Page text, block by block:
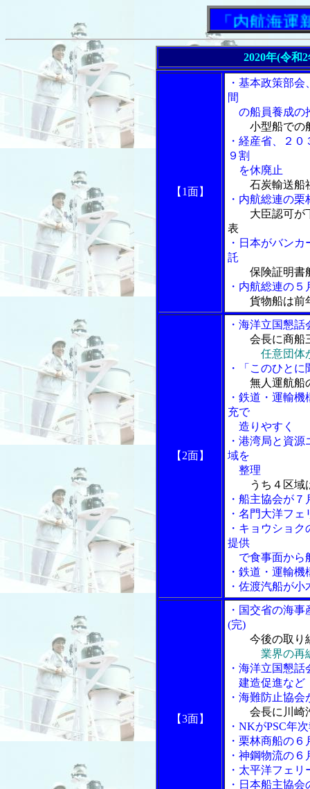
「内航海運新聞
2020年(令和
【1面】
・基本政策部
間
の船員養成の
小型船での
・経産省、２
９割
を休廃止
石炭輸送船
・内航総連の
大臣認可が
表
・日本がバン
託
保険証明書
・内航総連の
貨物船は前
【2面】
・海洋立国懇
会長に商船
任意団体
・「このひと
無人運航船
・鉄道・運輸
充で
造りやすく
・港湾局と資
域を
整理
うち４区域
・船主協会が
・名門大洋フ
・キョウショ
提供
で食事面から
・鉄道・運輸
・佐渡汽船が
【3面】
・国交省の海
(完)
今後の取り
業界の再
・海洋立国懇
建造促進など
・海難防止協
会長に川崎
・NKがPSC年
・栗林商船の
・神鋼物流の
・太平洋フェ
・日本船主協